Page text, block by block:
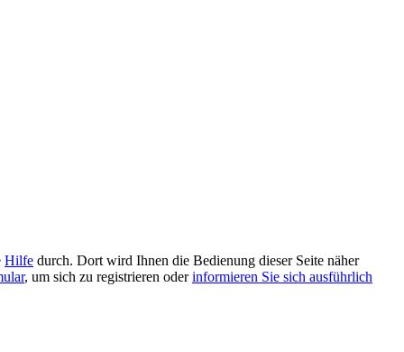
Hilfe durch. Dort wird Ihnen die Bedienung dieser Seite näher
, um sich zu registrieren oderinformieren Sie sich ausführlich